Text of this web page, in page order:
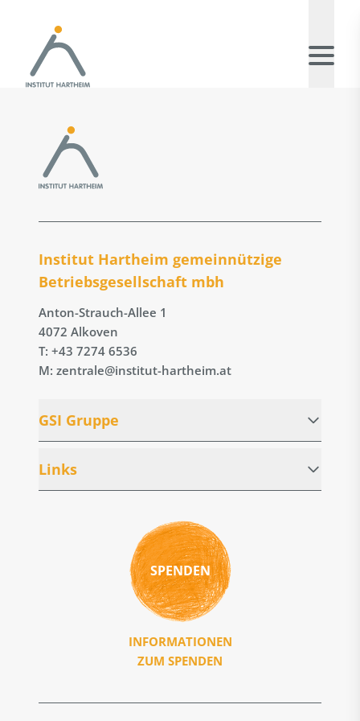
Institut Hartheim gemeinnützige
Betriebs­gesellschaft mbh
Anton-Strauch-Allee 1
4072 Alkoven
T: +43 7274 6536
M: zentrale@institut-hartheim.at
GSI Gruppe
Links
SPENDEN
INFORMATIONEN
ZUM SPENDEN